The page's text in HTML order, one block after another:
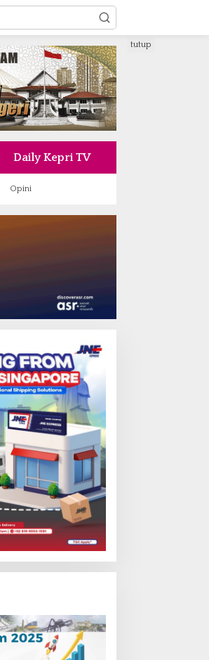
Daily Kepri TV
Opini
tutup